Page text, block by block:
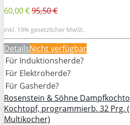
60,00 €95,50 €
inkl. 19% gesetzlicher MwSt.
DetailsNicht verfügbar
Für Induktionsherde?
Für Elektroherde?
Für Gasherde?
Rosenstein & Söhne
Kochtopf, programmierb. 32 Prg.
Multikocher)